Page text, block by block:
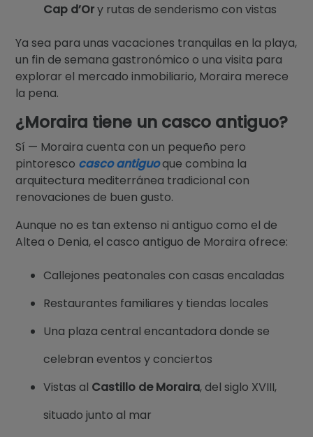
Cap d’Ory rutas de senderismo con vistas
Ya sea para unas vacaciones tranquilas en la playa,
un fin de semana gastronómico o una visita para
explorar el mercado inmobiliario, Moraira merece
la pena.
¿Moraira tiene un casco antiguo?
Sí — Moraira cuenta con un pequeño pero
pintoresco casco antiguoque combina la
arquitectura mediterránea tradicional con
renovaciones de buen gusto.
Aunque no es tan extenso ni antiguo como el de
Altea o Denia, el casco antiguo de Moraira ofrece:
Callejones peatonales con casas encaladas
Restaurantes familiares y tiendas locales
Una plaza central encantadora donde se
celebran eventos y conciertos
Vistas al Castillo de Moraira, del siglo XVIII,
situado junto al mar